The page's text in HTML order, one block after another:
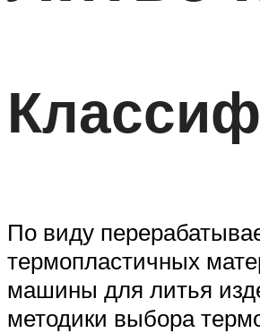
По виду
термопластичных
машины для литья
методики выбора